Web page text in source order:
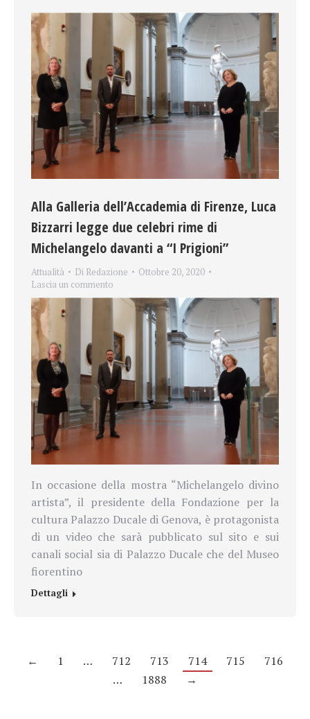
Alla Galleria dell’Accademia di Firenze, Luca
Bizzarri legge due celebri rime di
Michelangelo davanti a “I Prigioni”
Attualità Di Redazione
Ottobre 20, 2020
Lascia un commento
In occasione della mostra “Michelangelo divino
artista”, il presidente della Fondazione per la
cultura Palazzo Ducale di Genova, è protagonista
di un video che sarà pubblicato sul sito e sui
canali social sia di Palazzo Ducale che del Museo
fiorentino
Dettagli
← 1 … 712 713 714 715
716
…
1888 →